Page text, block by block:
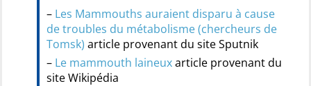
– Les Mammouths auraient disparu à cause
de troubles du métabolisme (chercheurs de
Tomsk) article provenant du site Sputnik
– Le mammouth laineuxarticle provenant du
site Wikipédia